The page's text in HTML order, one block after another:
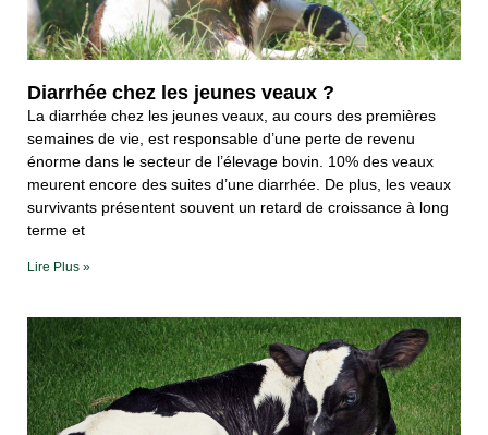
Diarrhée chez les jeunes veaux ?
La diarrhée chez les jeunes veaux, au cours des premières
semaines de vie, est responsable d’une perte de revenu
énorme dans le secteur de l’élevage bovin. 10% des veaux
meurent encore des suites d’une diarrhée. De plus, les veaux
survivants présentent souvent un retard de croissance à long
terme et
Lire Plus »